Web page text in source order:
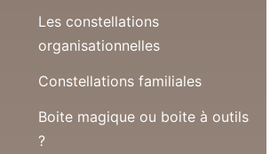
Les constellations
organisationnelles
Constellations familiales
Boite magique ou boite à outils
?